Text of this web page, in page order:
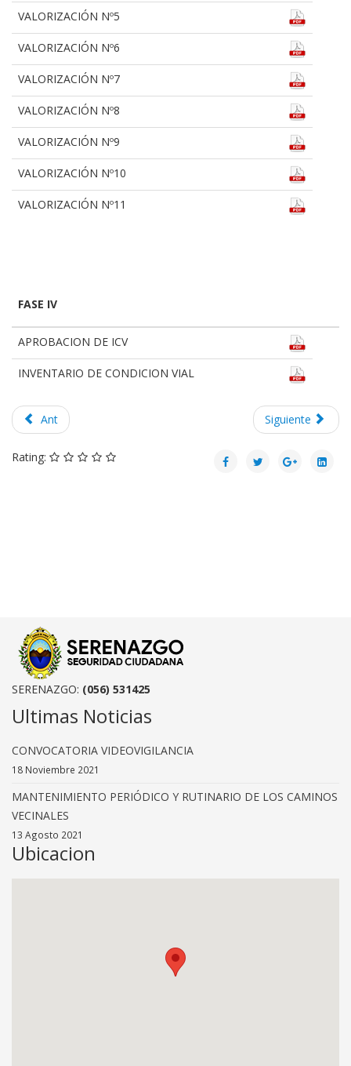
VALORIZACIÓN Nº5
VALORIZACIÓN Nº6
VALORIZACIÓN Nº7
VALORIZACIÓN Nº8
VALORIZACIÓN Nº9
VALORIZACIÓN Nº10
VALORIZACIÓN Nº11
FASE IV
APROBACION DE ICV
INVENTARIO DE CONDICION VIAL
Ant Siguiente
Rating:
SERENAZGO: (056) 531425
Ultimas Noticias
CONVOCATORIA VIDEOVIGILANCIA
18 Noviembre 2021
MANTENIMIENTO PERIÓDICO Y RUTINARIO DE LOS CAMINOS
VECINALES
13 Agosto 2021
Ubicacion